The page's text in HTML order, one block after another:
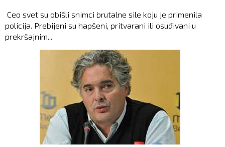
Ceo svet su obišli snimci brutalne sile koju je primenila
policija. Prebijeni su hapšeni, pritvarani ili osuđivani u
prekršajnim...